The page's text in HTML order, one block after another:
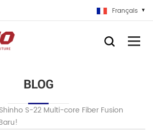
Français
BLOG
Shinho S-22 Multi-core Fiber Fusion